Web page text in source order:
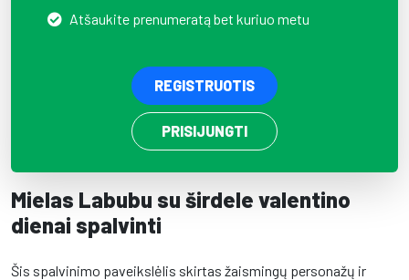
Atšaukite prenumeratą bet kuriuo metu
REGISTRUOTIS
PRISIJUNGTI
Mielas Labubu su širdele valentino
dienai spalvinti
Šis spalvinimo paveikslėlis skirtas žaismingų personažų ir